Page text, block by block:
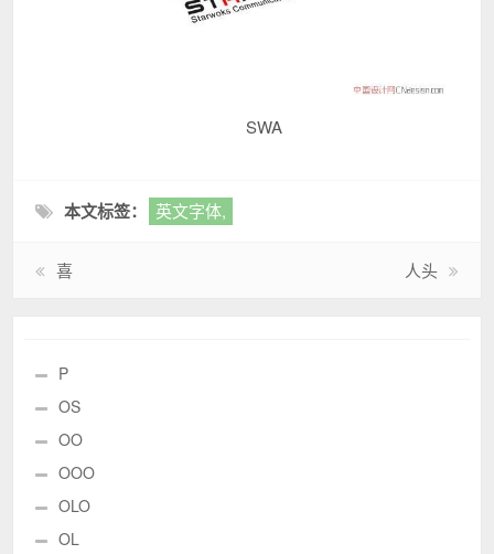
SWA
本文标签： 英文字体,
喜 人头
P
OS
OO
OOO
OLO
OL